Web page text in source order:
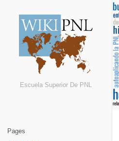
Escuela Superior De PNL
Pages